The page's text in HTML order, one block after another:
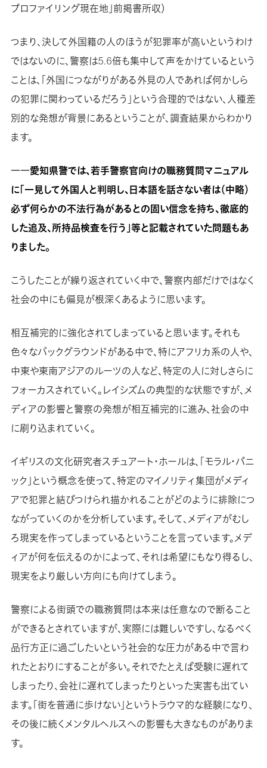
プロファイリング現在地」前掲書所収）
つまり、決して外国籍の人のほうが犯罪率が高いというわけ
ではないのに、警察は5.6倍も集中して声をかけているという
ことは、「外国につながりがある外見の人であれば何かしら
の犯罪に関わっているだろう」という合理的ではない、人種差
別的な発想が背景にあるということが、調査結果からわかり
ます。
――愛知県警では、若手警察官向けの職務質問マニュアル
に「一見して外国人と判明し、日本語を話さない者は（中略）
必ず何らかの不法行為があるとの固い信念を持ち、徹底的
した追及、所持品検査を行う」等と記載されていた問題もあ
りました。
こうしたことが繰り返されていく中で、警察内部だけではなく
社会の中にも偏見が根深くあるように思います。
相互補完的に強化されてしまっていると思います。それも
色々なバックグラウンドがある中で、特にアフリカ系の人や、
中東や東南アジアのルーツの人など、特定の人に対しさらに
フォーカスされていく。レイシズムの典型的な状態ですが、メ
ディアの影響と警察の発想が相互補完的に進み、社会の中
に刷り込まれていく。
イギリスの文化研究者スチュアート・ホールは、「モラル・パニ
ック」という概念を使って、特定のマイノリティ集団がメディ
アで犯罪と結びつけられ描かれることがどのように排除につ
ながっていくのかを分析しています。そして、メディアがむし
ろ現実を作ってしまっているということを言っています。メデ
ィアが何を伝えるのかによって、それは希望にもなり得るし、
現実をより厳しい方向にも向けてしまう。
警察による街頭での職務質問は本来は任意なので断ること
ができるとされていますが、実際には難しいですし、なるべく
品行方正に過ごしたいという社会的な圧力がある中で言わ
れたとおりにすることが多い。それでたとえば受験に遅れて
しまったり、会社に遅れてしまったりといった実害も出てい
ます。「街を普通に歩けない」というトラウマ的な経験になり、
その後に続くメンタルヘルスへの影響も大きなものがありま
す。